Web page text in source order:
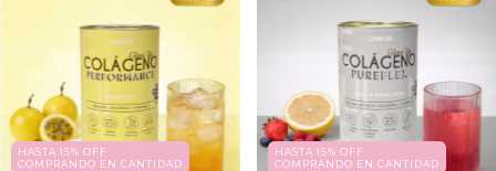
HASTA 15% OFF
COMPRANDO EN CANTIDAD
HASTA 15% OFF
COMPRANDO EN CANTIDAD